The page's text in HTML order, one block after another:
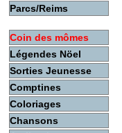
Parcs/Reims
Coin des mômes
Légendes Nöel
Sorties Jeunesse
Comptines
Coloriages
Chansons